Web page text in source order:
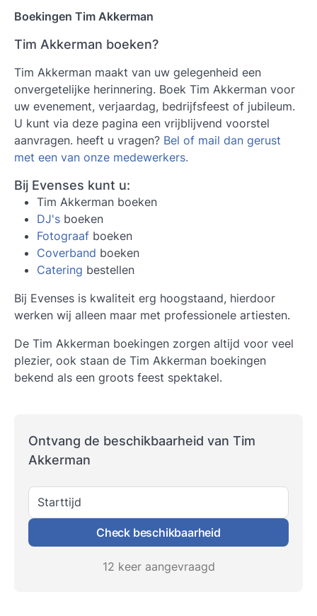
Boekingen Tim Akkerman
Tim Akkerman boeken?
Tim Akkerman maakt van uw gelegenheid een
onvergetelijke herinnering. Boek Tim Akkerman voor
uw evenement, verjaardag, bedrijfsfeest of jubileum.
U kunt via deze pagina een vrijblijvend voorstel
aanvragen. heeft u vragen? Bel of mail dan gerust
met een van onze medewerkers.
Bij Evenses kunt u:
Tim Akkerman boeken
DJ's boeken
Fotograaf boeken
Coverband boeken
Catering bestellen
Bij Evenses is kwaliteit erg hoogstaand, hierdoor
werken wij alleen maar met professionele artiesten.
De Tim Akkerman boekingen zorgen altijd voor veel
plezier, ook staan de Tim Akkerman boekingen
bekend als een groots feest spektakel.
Ontvang de beschikbaarheid van Tim
Akkerman
Starttijd
Check beschikbaarheid
12 keer aangevraagd